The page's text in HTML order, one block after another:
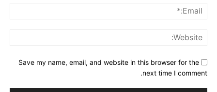
Save my name, email, and website in this browser for the
next time I comment.